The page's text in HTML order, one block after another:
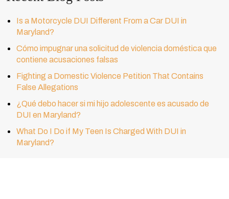
Is a Motorcycle DUI Different From a Car DUI in
Maryland?
Cómo impugnar una solicitud de violencia doméstica que
contiene acusaciones falsas
Fighting a Domestic Violence Petition That Contains
False Allegations
¿Qué debo hacer si mi hijo adolescente es acusado de
DUI en Maryland?
What Do I Do if My Teen Is Charged With DUI in
Maryland?